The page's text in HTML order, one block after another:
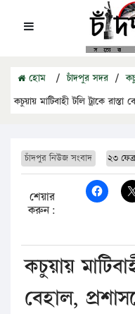
হোম / চাঁদপুর সদর /
কচুয়ায় মাটিবাহী টলি ট্রাকে
চাঁদপুর নিউজ সংবাদ ২৩
শেয়ার
করুন:
কচুয়ায়
বেহাল,